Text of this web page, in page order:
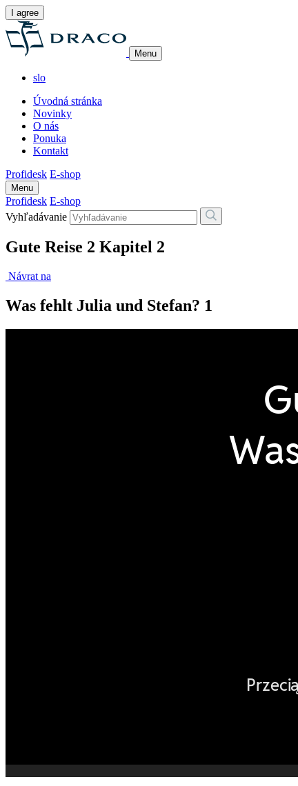
I agree
Menu
slo
Úvodná stránka
Novinky
O nás
Ponuka
Kontakt
Profidesk E-shop
Menu
Profidesk E-shop
Vyhľadávanie
Gute Reise 2 Kapitel 2
Návrat na
Was fehlt Julia und Stefan? 1